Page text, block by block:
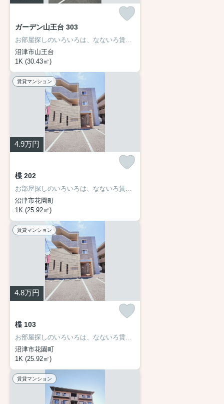
ガーデン山王台 303
お部屋探しのいろいろは、なないろ賃貸まで☆
沼津市山王台
1K (30.43㎡)
賃貸マンション
4.9万円
楪 202
お部屋探しのいろいろは、なないろ賃貸まで☆
沼津市花園町
1K (25.92㎡)
賃貸マンション
4.8万円
楪 103
お部屋探しのいろいろは、なないろ賃貸まで☆
沼津市花園町
1K (25.92㎡)
賃貸マンション